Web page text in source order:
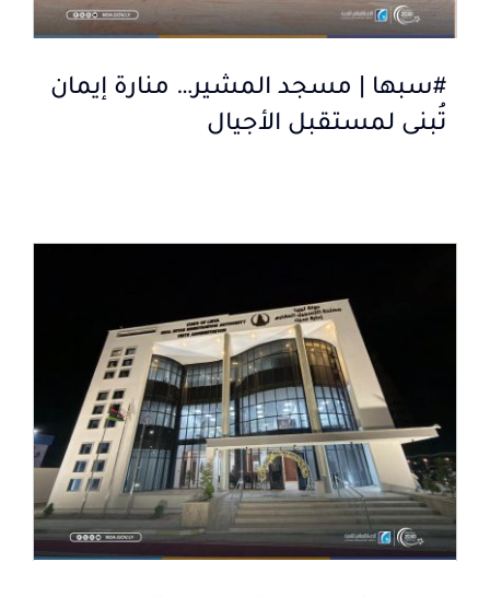
#سبها | مسجد المشير… منارة إيمان
تُبنى لمستقبل الأجيال